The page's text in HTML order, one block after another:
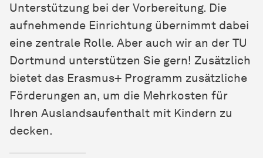
Unterstützung bei der Vorbereitung. Die
aufnehmende Einrichtung übernimmt dabei
eine zentrale Rolle. Aber auch wir an der TU
Dortmund unterstützen Sie gern! Zusätzlich
bietet das Erasmus+ Programm zusätzliche
Förderungen an, um die Mehrkosten für
Ihren Auslandsaufenthalt mit Kindern zu
decken.